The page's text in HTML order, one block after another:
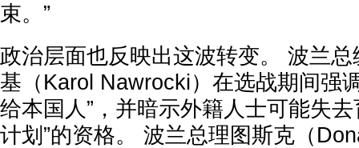
束。”
政治层面也反映出这波转变。 波兰
基（Karol Nawrocki）在选战期间强
给本国人”，并暗示外籍人士可能失
计划”的资格。 波兰总理图斯克（